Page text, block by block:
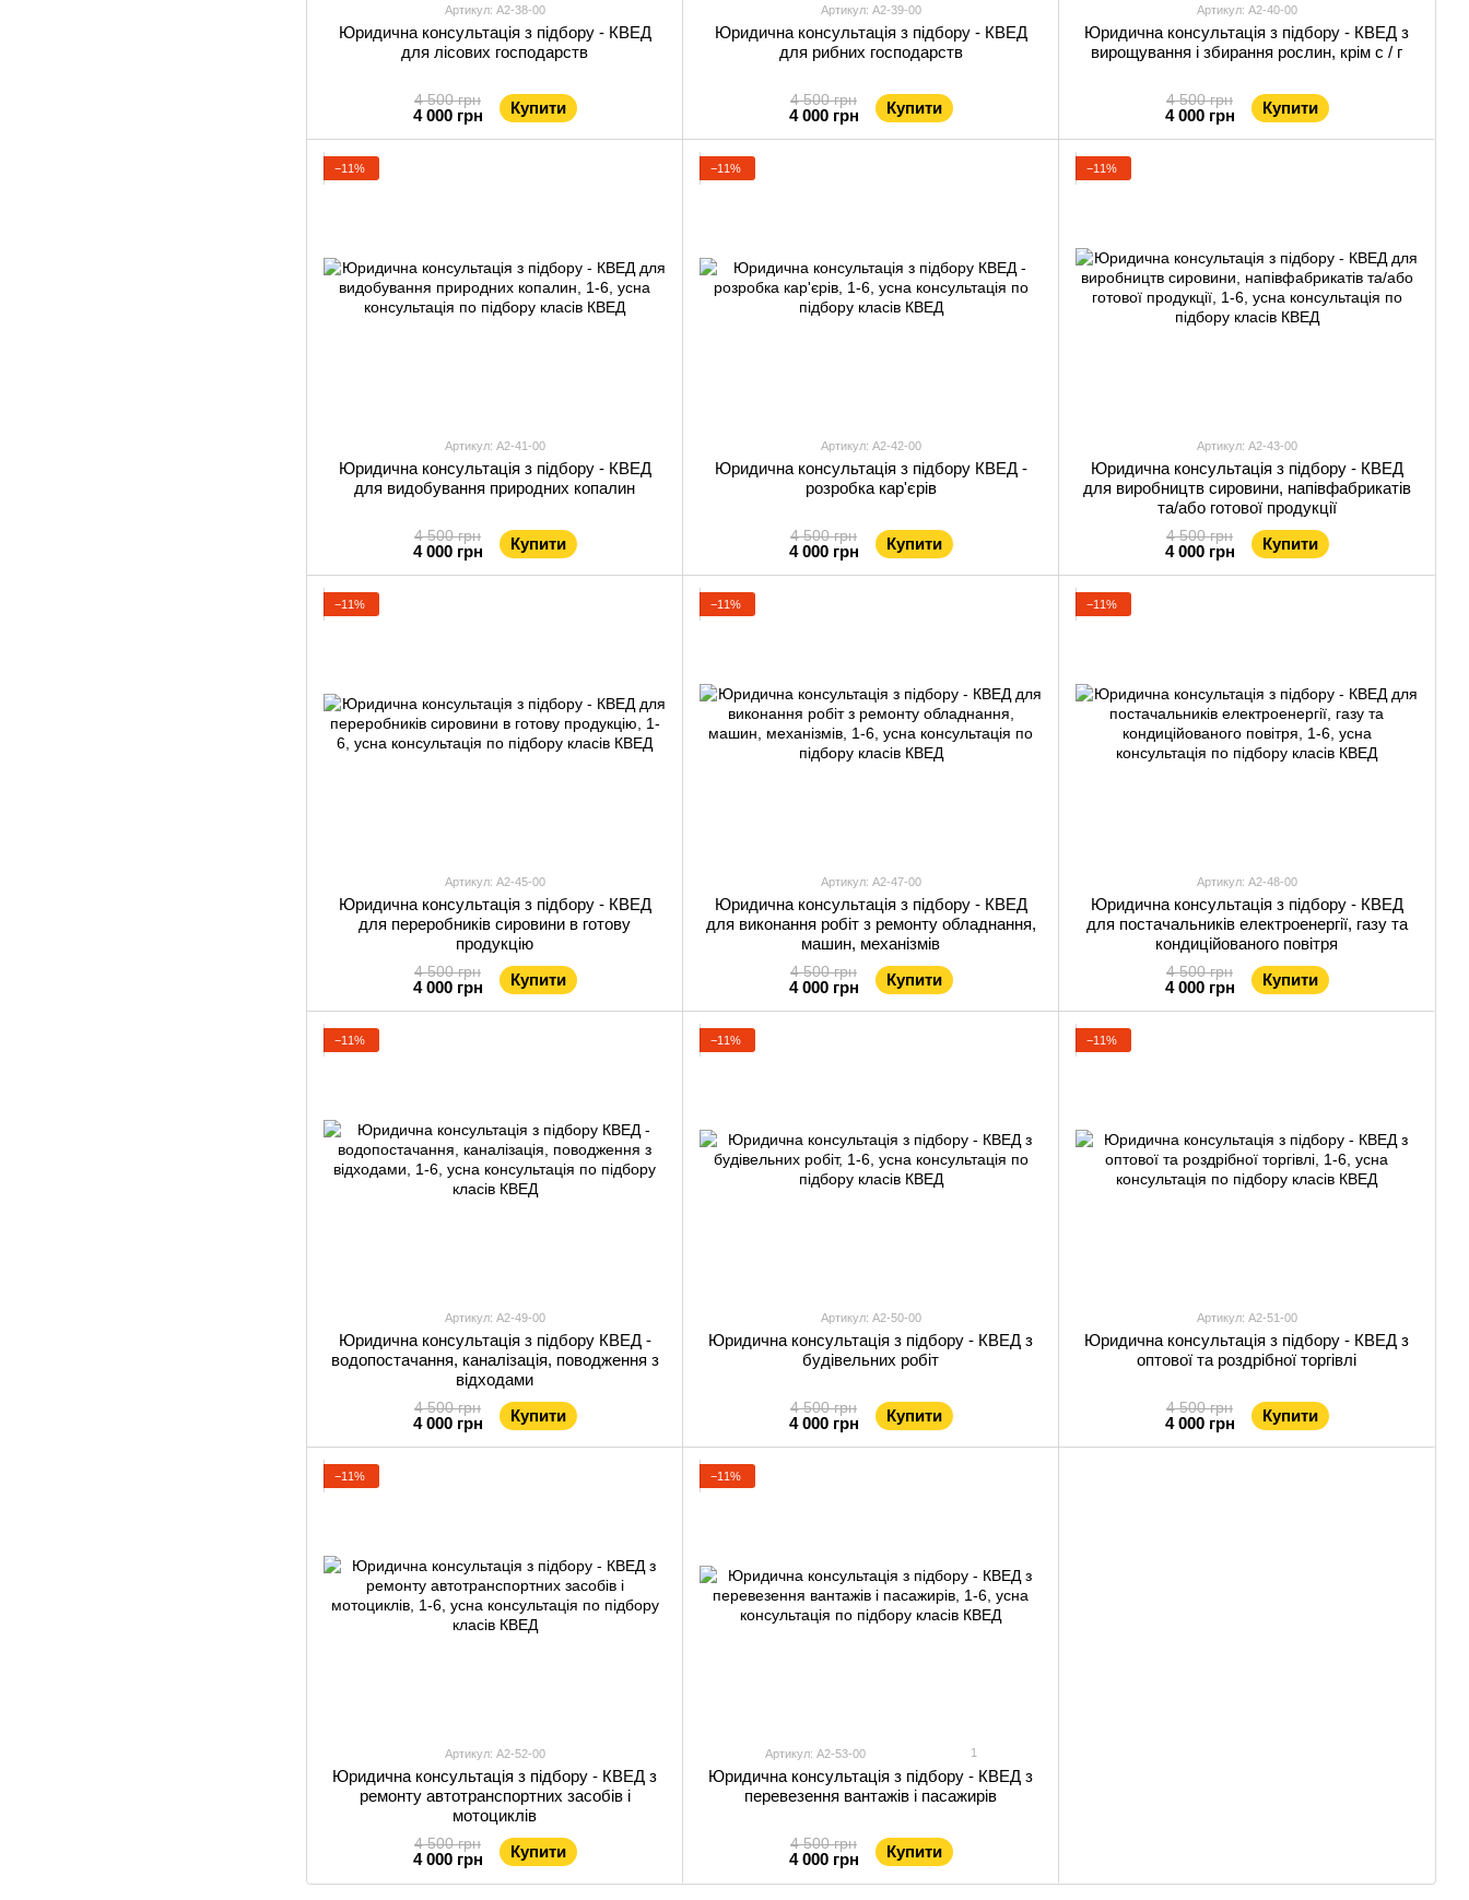
Артикул: А2-38-00
Юридична консультація з підбору - КВЕД
для лісових господарств
4 500 грн
4 000 грн Купити
Артикул: А2-39-00
Юридична консультація з підбору - КВЕД
для рибних господарств
4 500 грн
4 000 грн Купити
Артикул: А2-40-00
Юридична консультація з підбору - КВЕД з
вирощування і збирання рослин, крім с / г
4 500 грн
4 000 грн Купити
−11%
Артикул: А2-41-00
Юридична консультація з підбору - КВЕД
для видобування природних копалин
4 500 грн
4 000 грн Купити
−11%
Артикул: А2-42-00
Юридична консультація з підбору КВЕД -
розробка кар'єрів
4 500 грн
4 000 грн Купити
−11%
Артикул: А2-43-00
Юридична консультація з підбору - КВЕД
для виробництв сировини, напівфабрикатів
та/або готової продукції
4 500 грн
4 000 грн Купити
−11%
Артикул: А2-45-00
Юридична консультація з підбору - КВЕД
для переробників сировини в готову
продукцію
4 500 грн
4 000 грн Купити
−11%
Артикул: А2-47-00
Юридична консультація з підбору - КВЕД
для виконання робіт з ремонту обладнання,
машин, механізмів
4 500 грн
4 000 грн Купити
−11%
Артикул: А2-48-00
Юридична консультація з підбору - КВЕД
для постачальників електроенергії, газу та
кондиційованого повітря
4 500 грн
4 000 грн Купити
−11%
Артикул: А2-49-00
Юридична консультація з підбору КВЕД -
водопостачання, каналізація, поводження з
відходами
4 500 грн
4 000 грн Купити
−11%
Артикул: А2-50-00
Юридична консультація з підбору - КВЕД з
будівельних робіт
4 500 грн
4 000 грн Купити
−11%
Артикул: А2-51-00
Юридична консультація з підбору - КВЕД з
оптової та роздрібної торгівлі
4 500 грн
4 000 грн Купити
−11%
Артикул: А2-52-00
Юридична консультація з підбору - КВЕД з
ремонту автотранспортних засобів і
мотоциклів
4 500 грн
4 000 грн Купити
−11%
Артикул: А2-53-00 1
Юридична консультація з підбору - КВЕД з
перевезення вантажів і пасажирів
4 500 грн
4 000 грн Купити